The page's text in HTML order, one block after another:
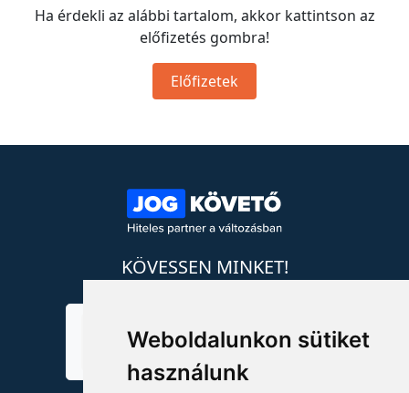
Weboldalunkon sütiket
használunk
Ha érdekli az alábbi tartalom, akkor kattintson az
előfizetés gombra!
Előfizetek
KÖVESSEN MINKET!